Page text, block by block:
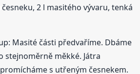
2 l masitého vývaru, tenká
Masité části předvaříme. Dbáme
stejnoměrně měkké. Játra
s utřeným česnekem.